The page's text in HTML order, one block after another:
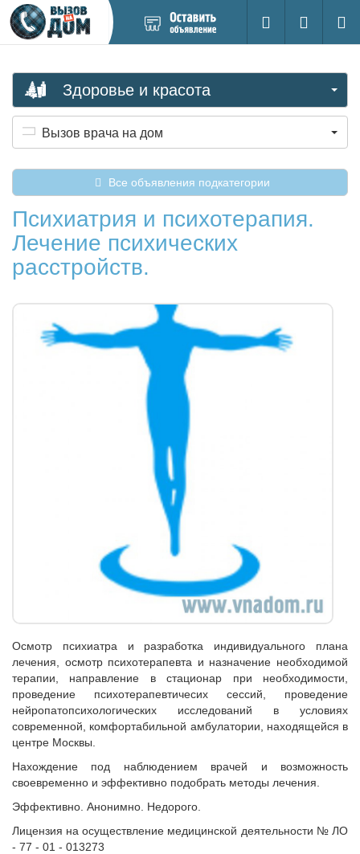
новое
Поиск
Вход на
Здоровье и красота
Вызов врача на дом
Все объявления подкатегории
Психиатрия и психотерапия.
Лечение психических
расстройств.
Осмотр психиатра и разработка индивидуального плана
лечения, осмотр психотерапевта и назначение необходимой
терапии, направление в стационар при необходимости,
проведение психотерапевтичесих сессий, проведение
нейропатопсихологических исследований в условиях
современной, комфортабильной амбулатории, находящейся в
центре Москвы.
Нахождение под наблюдением врачей и возможность
своевременно и эффективно подобрать методы лечения.
Эффективно. Анонимно. Недорого.
Лицензия на осуществление медицинской деятельности № ЛО
- 77 - 01 - 013273